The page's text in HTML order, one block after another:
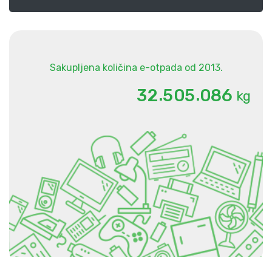
Sakupljena količina e-otpada od 2013.
32.505.086 kg